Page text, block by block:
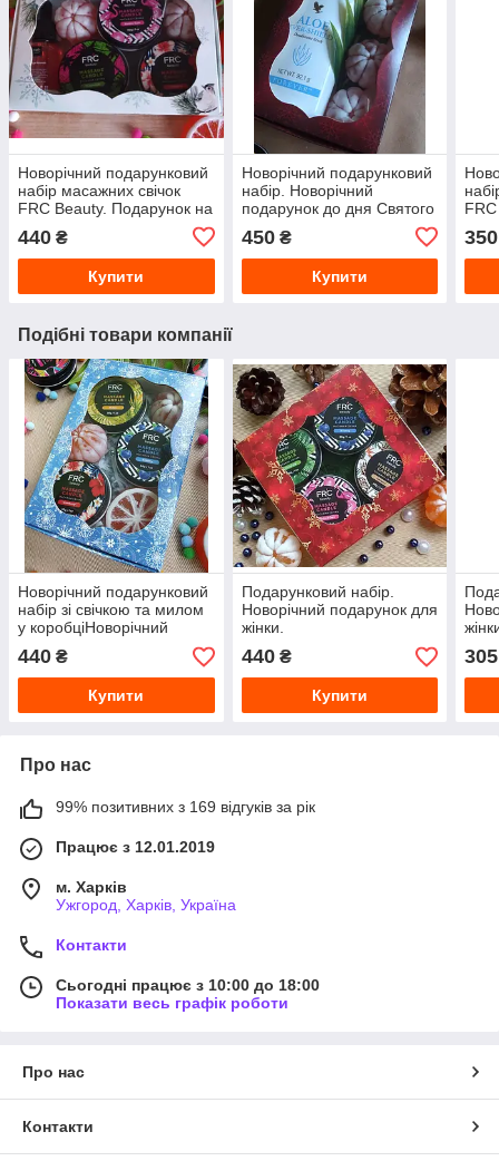
Новорічний подарунковий
набір масажних свічок
FRC Beauty. Подарунок на
Новий рік..Подарунок для
жінки.
440 ₴
Купити
Новорічний подарунковий
набір. Новорічний
подарунок до дня Святого
450₴
Купити
350
Подібні товари компанії
Новорічний подарунковий
набір зі свічкою та милом
у коробціНоворічний
подарунок для жінки.
440 ₴
Купити
Подарунковий набір.
Новорічний подарунок для
жінки.
440₴
Купити
305
Про нас
99% позитивних з 169 відгуків за рік
Працює з 12.01.2019
м. Харків
Ужгород, Харків, Україна
Контакти
Сьогодні працює з 10:00 до 18:00
Показати весь графік роботи
Про нас
Контакти